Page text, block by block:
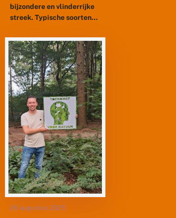
bijzondere en vlinderrijke
streek. Typische soorten
gentiaanblauwtje, de
bruine bosbesuil en de
purperbeer komen hier...
26 augustus 2025